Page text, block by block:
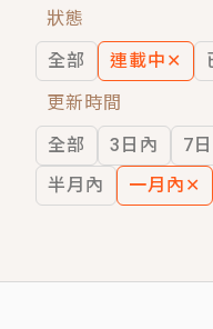
狀態
全部
連載中 ✕
更新時間
全部
3日內
7
半月內
一月內 ✕